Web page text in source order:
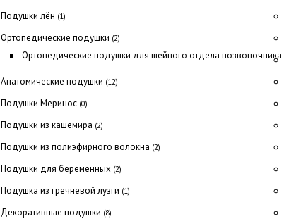
Подушки лён (1)
Ортопедические подушки (2)
Ортопедические подушки для шейного отдела позвоночника
Анатомические подушки (12)
Подушки Меринос (0)
Подушки из кашемира (2)
Подушки из полиэфирного волокна (2)
Подушки для беременных (2)
Подушка из гречневой лузги (1)
Декоративные подушки (8)